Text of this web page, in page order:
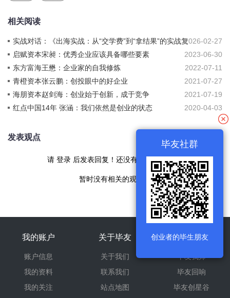
相关阅读
实战对话：《出海实战：从“交学费”到“拿结果”的实战复
盘》
2026-02-27
启赋资本宋昶：优秀企业应该具备哪些要素
2023-06-30
东方富海王懋：企业家的自我修炼
2022-07-11
青橙资本张云鹏：创投眼中的好企业
2021-07-27
海朋资本赵剑海：创业始于创新，成于竞争
2021-07-19
红点中国14年 张涵：我们依然是创业的状态
2020-04-03
发表观点
请 登录 后发表回复！还没有帐号现在注册
暂时没有相关的观点！
我的账户
账户信息
我的资料
我的关注
关于毕友
关于我们
联系我们
站点地图
旗下产品
毕友我师
毕友回响
毕友创星谷
毕友社群
创业者的毕生朋友